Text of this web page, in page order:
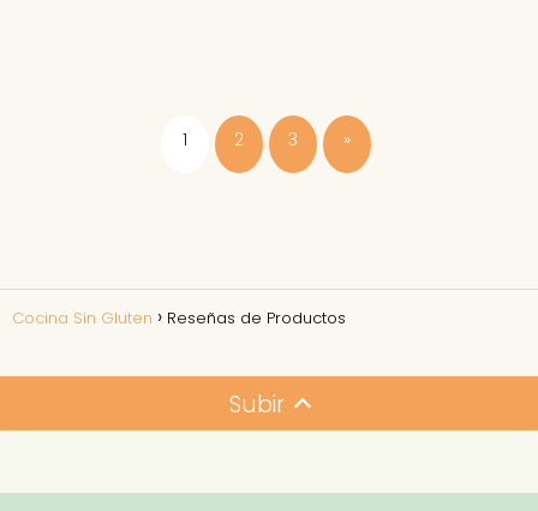
1 2 3 »
Cocina Sin Gluten Reseñas de Productos
Subir